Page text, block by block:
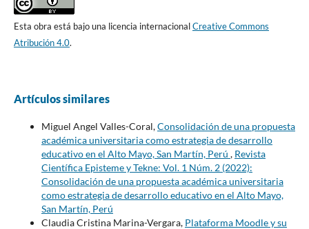
Esta obra está bajo una licencia internacionalCreative Commons
Atribución 4.0.
Artículos similares
Miguel Angel Valles-Coral,Consolidación de una propuesta
académica universitaria como estrategia de desarrollo
educativo en el Alto Mayo, San Martín, Perú , Revista
Científica Episteme y Tekne: Vol. 1 Núm. 2 (2022):
Consolidación de una propuesta académica universitaria
como estrategia de desarrollo educativo en el Alto Mayo,
San Martín, Perú
Claudia Cristina Marina-Vergara, Plataforma Moodle y su